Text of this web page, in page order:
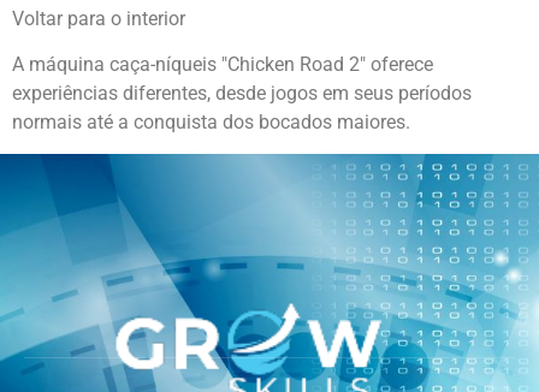
Voltar para o interior
A máquina caça-níqueis "Chicken Road 2" oferece
experiências diferentes, desde jogos em seus períodos
normais até a conquista dos bocados maiores.